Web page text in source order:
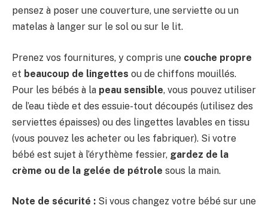
pensez à poser une couverture, une serviette ou un
matelas à langer sur le sol ou sur le lit.
Prenez vos fournitures, y compris une couche propre
et beaucoup de lingettes ou de chiffons mouillés.
Pour les bébés à la peau sensible, vous pouvez utiliser
de l’eau tiède et des essuie-tout découpés (utilisez des
serviettes épaisses) ou des lingettes lavables en tissu
(vous pouvez les acheter ou les fabriquer). Si votre
bébé est sujet à l’érythème fessier, gardez de la
crème ou de la gelée de pétrole sous la main.
Note de sécurité : Si vous changez votre bébé sur une